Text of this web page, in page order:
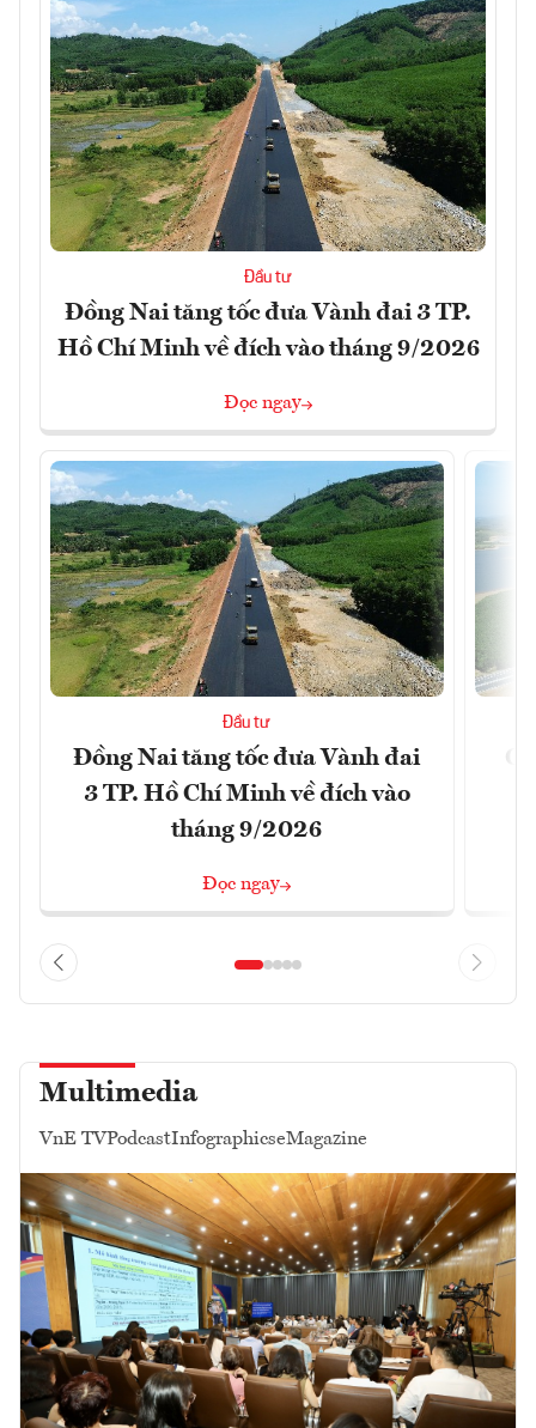
Đầu tư
Đồng Nai tăng tốc đưa Vành đai 3 TP.
Hồ Chí Minh về đích vào tháng 9/2026
Đọc ngay
Đầu tư
Đồng Nai tăng tốc đưa Vành đai
3 TP. Hồ Chí Minh về đích vào
tháng 9/2026
Đọc ngay
Multimedia
VnE TVPodcastInfographicseMagazine